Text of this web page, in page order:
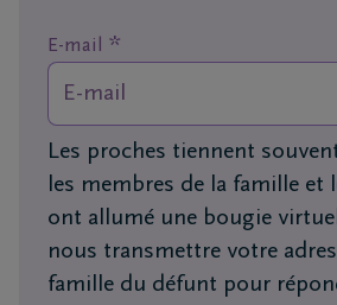
posées
Nous
sommes
là pour
E-mail *
Les proches tiennent
les membres de la famille et
ont allumé une bougie
nous transmettre votre
famille du défunt pour